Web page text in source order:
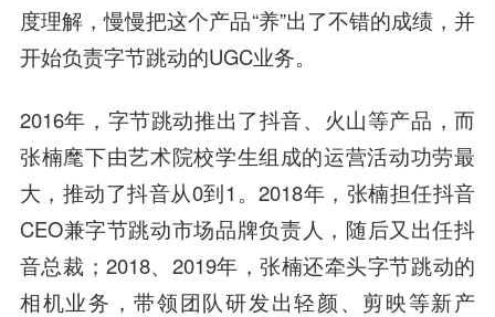
度理解，慢慢把这个产品“养”出了不错的成绩，并
开始负责字节跳动的UGC业务。
2016年，字节跳动推出了抖音、火山等产品，而
张楠麾下由艺术院校学生组成的运营活动功劳最
大，推动了抖音从0到1。2018年，张楠担任抖音
CEO兼字节跳动市场品牌负责人，随后又出任抖
音总裁；2018、2019年，张楠还牵头字节跳动的
相机业务，带领团队研发出轻颜、剪映等新产